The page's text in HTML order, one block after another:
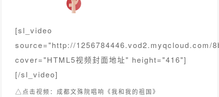
[sl_video
source="http://1256784446.vod2.myqcloud.com/
cover="HTML5视频封面地址" height="416"]
[/sl_video]
△ 点击视频： 成都文殊院唱响《我和我的祖国》